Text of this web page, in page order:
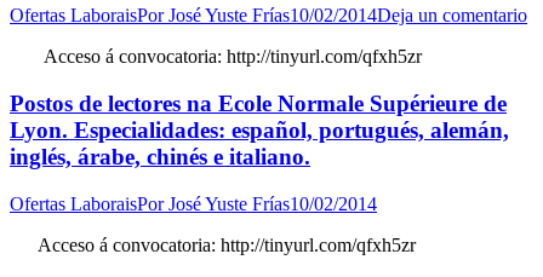
Ofertas LaboraisPorJosé Yuste Frías10/02/2014Deja un comentario
Acceso á convocatoria: http://tinyurl.com/qfxh5zr
Postos de lectores na Ecole Normale Supérieure de
Lyon. Especialidades: español, portugués, alemán,
inglés, árabe, chinés e italiano.
Ofertas LaboraisPorJosé Yuste Frías10/02/2014
Acceso á convocatoria: http://tinyurl.com/qfxh5zr